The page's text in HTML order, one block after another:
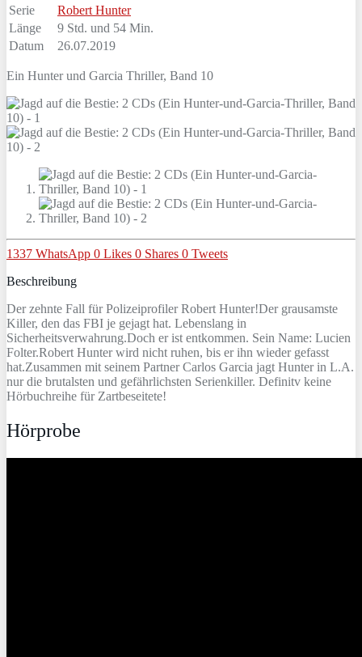
Serie
Robert Hunter
Länge
9 Std. und 54 Min.
Datum
26.07.2019
Ein Hunter und Garcia Thriller, Band 10
1337 WhatsApp 0 Likes 0 Shares 0 Tweets
Beschreibung
Der zehnte Fall für Polizeiprofiler Robert Hunter!Der grausamste
Killer, den das FBI je gejagt hat. Lebenslang in
Sicherheitsverwahrung.Doch er ist entkommen. Sein Name: Lucien
Folter.Robert Hunter wird nicht ruhen, bis er ihn wieder gefasst
hat.Zusammen mit seinem Partner Carlos Garcia jagt Hunter in L.A.
nur die brutalsten und gefährlichsten Serienkiller. Definitv keine
Hörbuchreihe für Zartbeseitete!
Hörprobe